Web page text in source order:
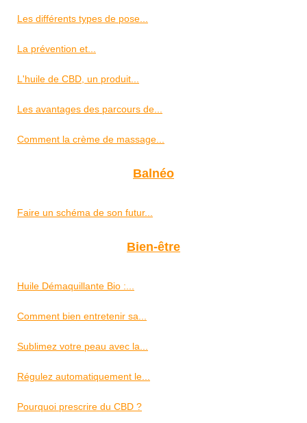
Les différents types de pose...
La prévention et...
L'huile de CBD, un produit...
Les avantages des parcours de...
Comment la crème de massage...
Balnéo
Faire un schéma de son futur...
Bien-être
Huile Démaquillante Bio :...
Comment bien entretenir sa...
Sublimez votre peau avec la...
Régulez automatiquement le...
Pourquoi prescrire du CBD ?